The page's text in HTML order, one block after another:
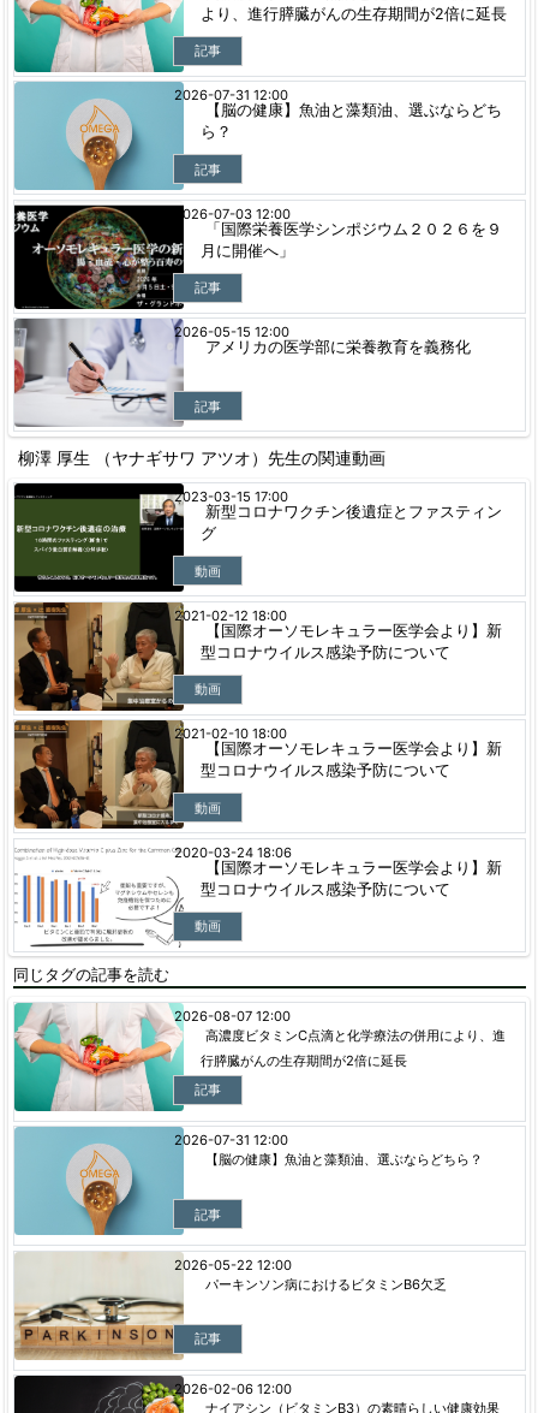
より、進行膵臓がんの生存期間が2倍に延長
記事
【脳の健康】魚油と藻類油、選ぶならどち
ら？
記事
2026-07-31 12:00
「国際栄養医学シンポジウム２０２６を９
月に開催へ」
記事
2026-07-03 12:00
アメリカの医学部に栄養教育を義務化
記事
2026-05-15 12:00
柳澤 厚生 （ヤナギサワ アツオ）先生の関連動画
新型コロナワクチン後遺症とファスティン
グ
動画
2023-03-15 17:00
【国際オーソモレキュラー医学会より】新
型コロナウイルス感染予防について
動画
2021-02-12 18:00
【国際オーソモレキュラー医学会より】新
型コロナウイルス感染予防について
動画
2021-02-10 18:00
【国際オーソモレキュラー医学会より】新
型コロナウイルス感染予防について
動画
2020-03-24 18:06
同じタグの記事を読む
高濃度ビタミンC点滴と化学療法の併用により、進
行膵臓がんの生存期間が2倍に延長
記事
2026-08-07 12:00
【脳の健康】魚油と藻類油、選ぶならどちら？
記事
2026-07-31 12:00
パーキンソン病におけるビタミンB6欠乏
記事
2026-05-22 12:00
ナイアシン（ビタミンB3）の素晴らしい健康効果
2026-02-06 12:00